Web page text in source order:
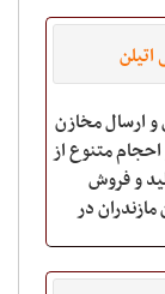
تولید و فروش و ارسال مخازن
اتیلن در احجام متنوع از
تولید و فروش
مخازن حجیم پلی اتیلن 1. مخزن آب پلی اتیلن مازندران در